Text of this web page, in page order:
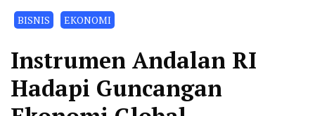
BISNIS EKONOMI
Instrumen Andalan RI
Hadapi Guncangan